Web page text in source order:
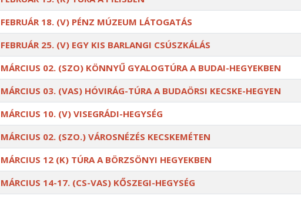
FEBRUÁR 18. (V) PÉNZ MÚZEUM LÁTOGATÁS
FEBRUÁR 25. (V) EGY KIS BARLANGI CSÚSZKÁLÁS
MÁRCIUS 02. (SZO) KÖNNYŰ GYALOGTÚRA A BUDAI-HEGYEKBEN
MÁRCIUS 03. (VAS) HÓVIRÁG-TÚRA A BUDAÖRSI KECSKE-HEGYEN
MÁRCIUS 10. (V) VISEGRÁDI-HEGYSÉG
MÁRCIUS 02. (SZO.) VÁROSNÉZÉS KECSKEMÉTEN
MÁRCIUS 12 (K) TÚRA A BÖRZSÖNYI HEGYEKBEN
MÁRCIUS 14-17. (CS-VAS) KŐSZEGI-HEGYSÉG